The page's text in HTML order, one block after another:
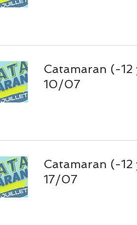
Catamaran (-
10/07
Catamaran (-
17/07